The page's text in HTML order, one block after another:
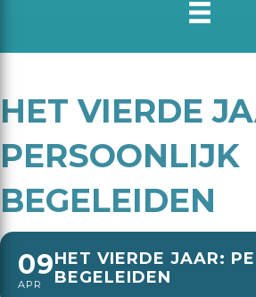
HET VIERDE
PERSOONLIJK
BEGELEIDEN
09
APR
HET VIERDE JAAR:
BEGELEIDEN